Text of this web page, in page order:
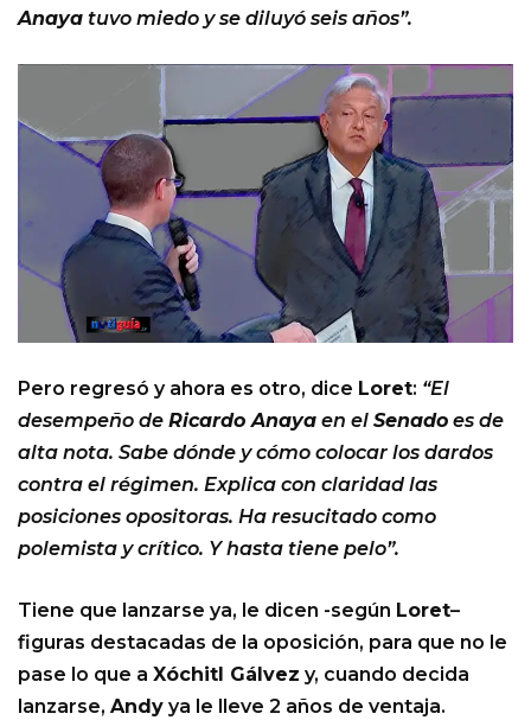
Anaya tuvo miedo y se diluyó seis años”.
Pero regresó y ahora es otro, dice Loret: “El
desempeño de Ricardo Anaya en el Senado es de
alta nota. Sabe dónde y cómo colocar los dardos
contra el régimen. Explica con claridad las
posiciones opositoras. Ha resucitado como
polemista y crítico. Y hasta tiene pelo”.
Tiene que lanzarse ya, le dicen -según Loret–
figuras destacadas de la oposición, para que no le
pase lo que a Xóchitl Gálvez y, cuando decida
lanzarse, Andy ya le lleve 2 años de ventaja.